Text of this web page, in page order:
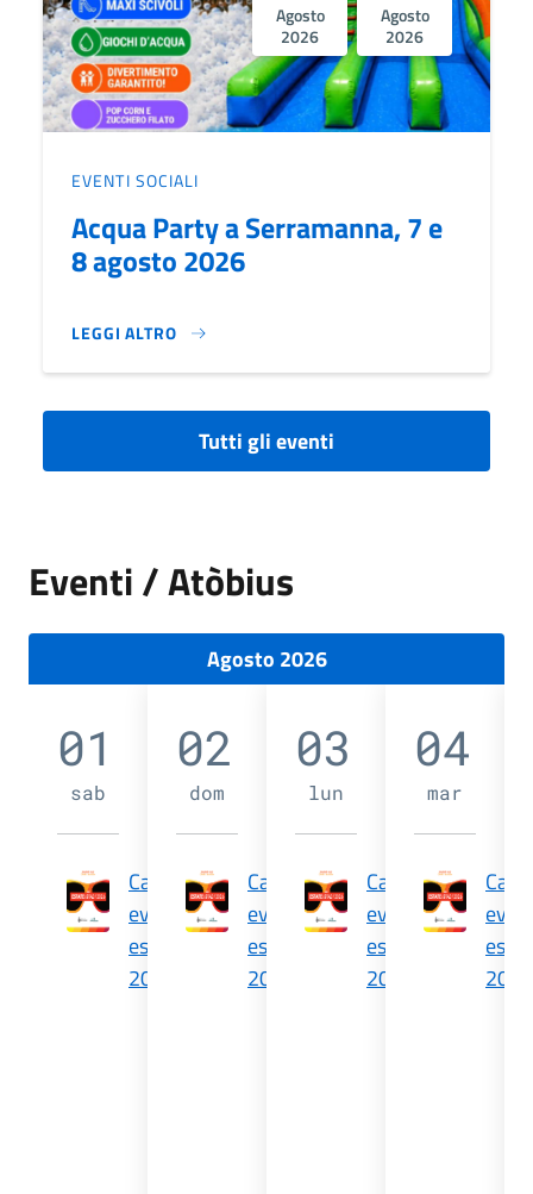
Agosto
2026
Agosto
2026
EVENTI SOCIALI
Acqua Party a Serramanna, 7 e
8 agosto 2026
LEGGI ALTRO
ACQUA PARTY A SERRAMANNA, 7 E 8 AGOSTO 2026}
Tutti gli eventi
Eventi / Atòbius
Agosto 2026
01
sab
Calendario
eventi
estate
2026
02
dom
Calendario
eventi
estate
2026
03
lun
Calendario
eventi
estate
2026
04
mar
2026